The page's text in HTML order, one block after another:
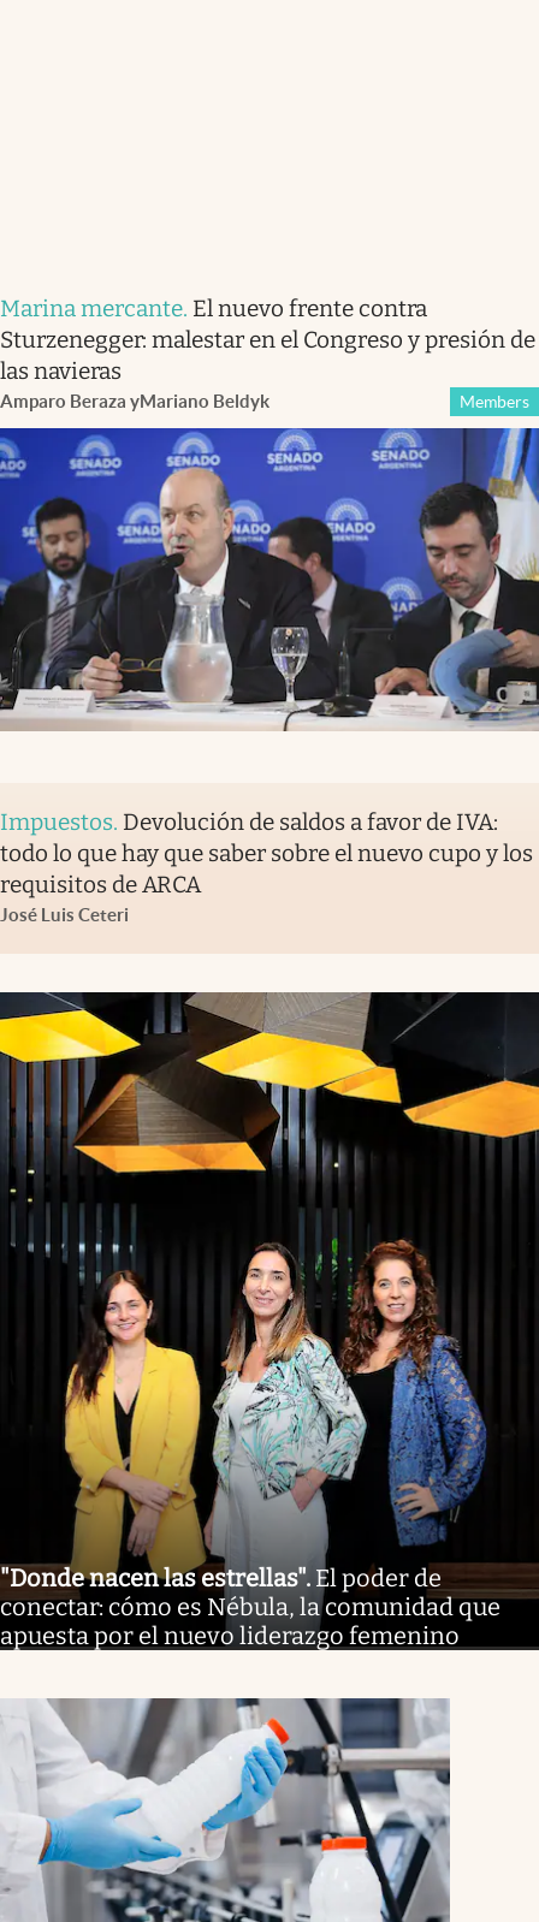
Marina mercante. El nuevo frente contra
Sturzenegger: malestar en el Congreso y presión de
las navieras
Amparo Beraza yMariano Beldyk Members
Impuestos. Devolución de saldos a favor de IVA:
todo lo que hay que saber sobre el nuevo cupo y los
requisitos de ARCA
José Luis Ceteri
"Donde nacen las estrellas". El poder de
conectar: cómo es Nébula, la comunidad que
apuesta por el nuevo liderazgo femenino